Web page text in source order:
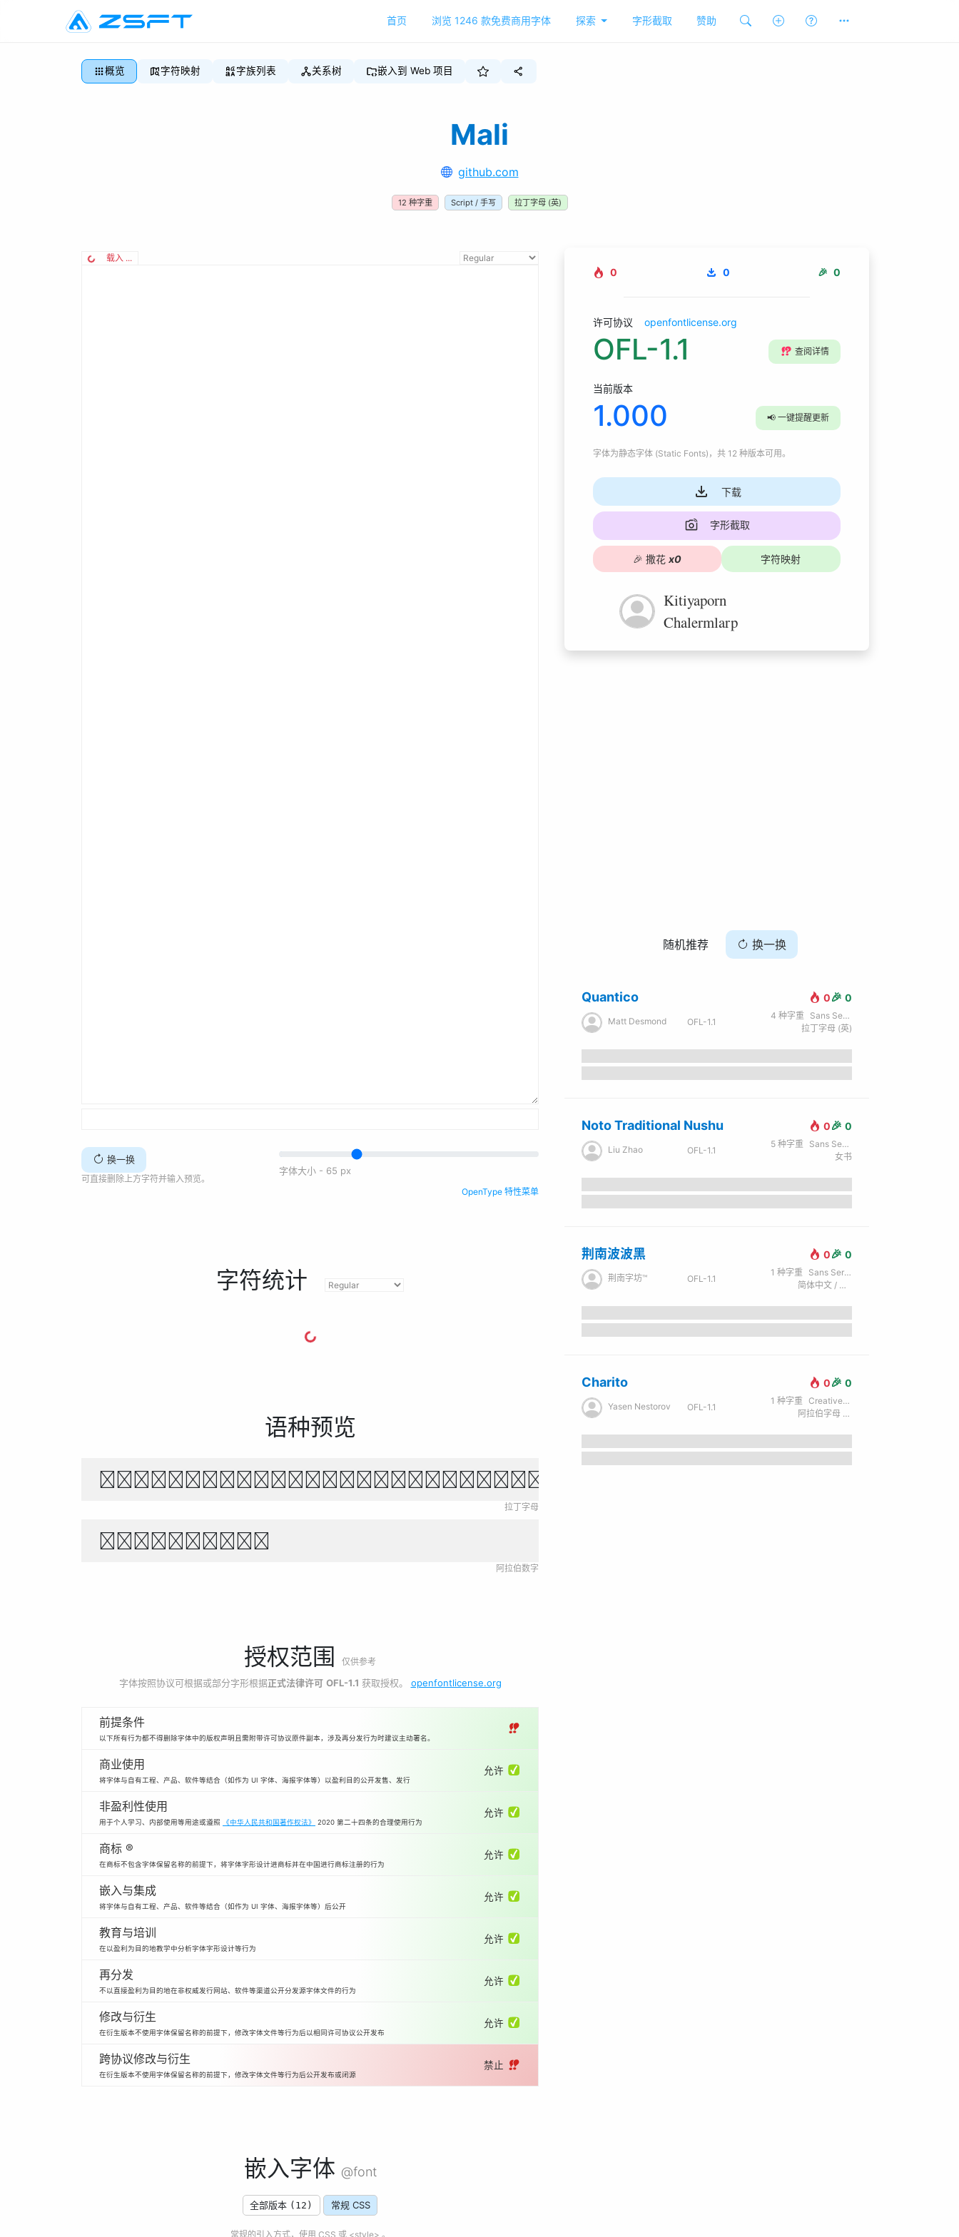
首页 浏览 1246 款免费商用字体 探索 字形截取 赞助
概览 字符映射 字族列表 关系树 嵌入到 Web 项目
Mali
github.com
12 种字重 Script / 手写 拉丁字母 (英)
载入 ...
换一换
可直接删除上方字符并输入预览。
字体大小 - 65 px
OpenType 特性菜单
字符统计
语种预览
The quick brown fox jumps over the lazy dog.
拉丁字母
1234567890
阿拉伯数字
授权范围 仅供参考
字体按照协议可根据或部分字形根据正式法律许可 OFL-1.1 获取授权。 openfontlicense.org
前提条件
以下所有行为都不得删除字体中的版权声明且需附带许可协议原件副本，涉及再分发行为时建议主动署名。
‼
商业使用
将字体与自有工程、产品、软件等结合（如作为 UI 字体、海报字体等）以盈利目的公开发售、发行
允许 ✅
非盈利性使用
用于个人学习、内部使用等用途或遵照 《中华人民共和国著作权法》 2020 第二十四条的合理使用行为
允许 ✅
商标 ®
在商标不包含字体保留名称的前提下，将字体字形设计进商标并在中国进行商标注册的行为
允许 ✅
嵌入与集成
将字体与自有工程、产品、软件等结合（如作为 UI 字体、海报字体等）后公开
允许 ✅
教育与培训
在以盈利为目的地教学中分析字体字形设计等行为
允许 ✅
再分发
不以直接盈利为目的地在非权威发行网站、软件等渠道公开分发源字体文件的行为
允许 ✅
修改与衍生
在衍生版本不使用字体保留名称的前提下，修改字体文件等行为后以相同许可协议公开发布
允许 ✅
跨协议修改与衍生
在衍生版本不使用字体保留名称的前提下，修改字体文件等行为后公开发布或闭源
禁止 ‼️
嵌入字体 @font
全部版本 (12) 常规 CSS
常规的引入方式，使用 CSS 或 <style> 。
0 0 🎉 0
许可协议 openfontlicense.org
OFL-1.1 ⁉️ 查阅详情
当前版本
1.000 📢 一键提醒更新
字体为静态字体 (Static Fonts) ，共 12 种版本可用。
下载
字形截取
🎉 撒花 x0 字符映射
Kitiyaporn
Chalermlarp
随机推荐 换一换
Quantico 0🎉 0
Matt Desmond OFL-1.1
4 种字重
Sans Serif / 无衬线
拉丁字母 (英)
Noto Traditional Nushu 0🎉 0
Liu Zhao OFL-1.1
5 种字重
Sans Serif / 无衬线
女书
荆南波波黑 0🎉 0
荆南字坊™ OFL-1.1
1 种字重
Sans Serif / 无衬线
简体中文 / 拉丁字母 (英) / 西里尔字母 (俄) / 日文 / 繁体中文 / 希腊文
Charito 0🎉 0
Yasen Nestorov OFL-1.1
1 种字重
Creative / 创意
阿拉伯字母 / 拉丁字母 (英) / 西里尔字母 (俄) / 希伯来文 / 希腊文